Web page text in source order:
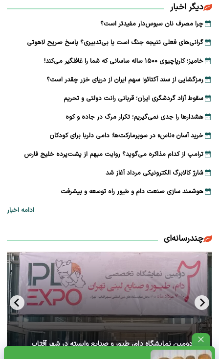
دیگر اخبار
چرا مصرف نان سبوس‌دار مفیدتر است؟
گرانی‌های فعلی نتیجه جنگ است یا بی‌تدبیری؟ پاسخ صریح لاهوتی
خامیز؛ کارپاچیوی ۱۵۰۰ ساله ساسانی که شما را غافلگیر می‌کند!
رمزگشایی از سند آکتائو؛ سهم ایران از دریای خزر چقدر است؟
سقوط آزاد گردشگری ایران؛ قربانی رانت دولتی و تحریم
هشدارها را جدی نمی‌گیریم؛ تکرار مرگ در جاده و کوه
خرید آسان «ناس» در سوپرمارکت‌ها؛ دامی دلربا برای کودکان
ترامپ از کدام مذاکره می‌گوید؟ روایت مبهم از پشت‌پرده خلیج فارس
شارژ کالابرگ الکترونیکی مرداد آغاز شد
هوشمند سازی صنعت دام و طیور راه توسعه و پیشرفت
ادامه اخبار
چندرسانه‌ای
آغاز دومین نمایشگاه دام، طیور و صنایع وابسته در شهر آفتاب
تهران+ ویدئو